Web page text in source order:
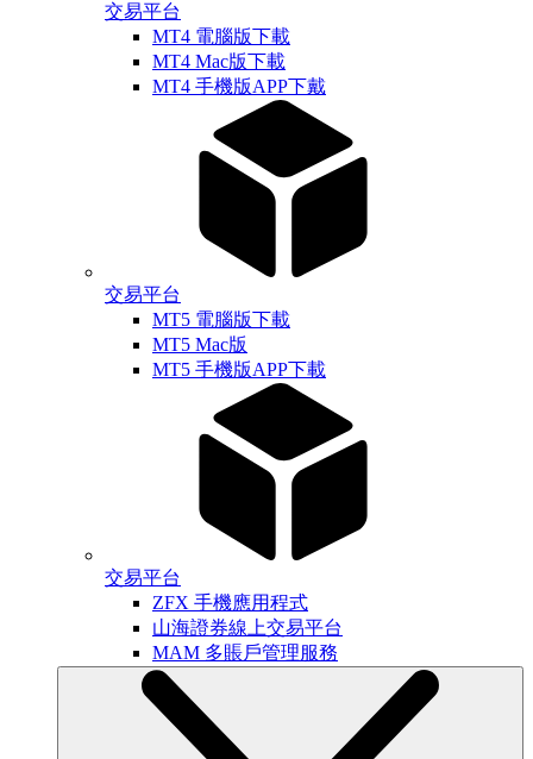
交易平台
MT4 電腦版下載
MT4 Mac版下載
MT4 手機版APP下戴
交易平台
MT5 電腦版下載
MT5 Mac版
MT5 手機版APP下載
交易平台
ZFX 手機應用程式
山海證券線上交易平台
MAM 多賬戶管理服務